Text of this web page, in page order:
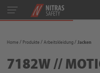
Toggle
navigation
Home Produkte Arbeitskleidung Jacken
7182W //